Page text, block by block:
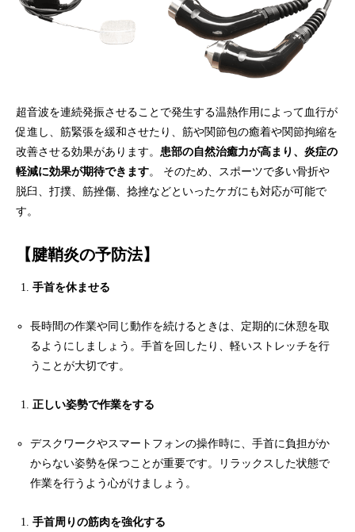
超音波を連続発振させることで発生する温熱作用によって血行が
促進し、筋緊張を緩和させたり、筋や関節包の癒着や関節拘縮を
改善させる効果があります。 患部の自然治癒力が高まり、炎症の
軽減に効果が期待できます。 そのため、スポーツで多い骨折や
脱臼、打撲、筋挫傷、捻挫などといったケガにも対応が可能で
す。
【腱鞘炎の予防法】
手首を休ませる
長時間の作業や同じ動作を続けるときは、定期的に休憩を取
るようにしましょう。手首を回したり、軽いストレッチを行
うことが大切です。
正しい姿勢で作業をする
デスクワークやスマートフォンの操作時に、手首に負担がか
からない姿勢を保つことが重要です。リラックスした状態で
作業を行うよう心がけましょう。
手首周りの筋肉を強化する